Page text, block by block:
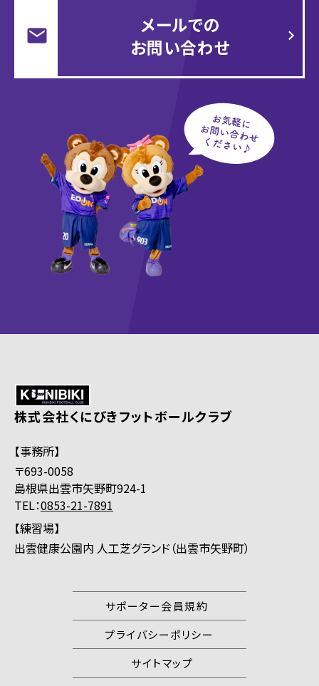
メールでの
お問い合わせ
株式会社くにびきフットボールクラブ
【事務所】
〒693-0058
島根県出雲市矢野町924-1
TEL：0853-21-7891
【練習場】
出雲健康公園内 人工芝グランド（出雲市矢野町）
サポーター会員規約
プライバシーポリシー
サイトマップ